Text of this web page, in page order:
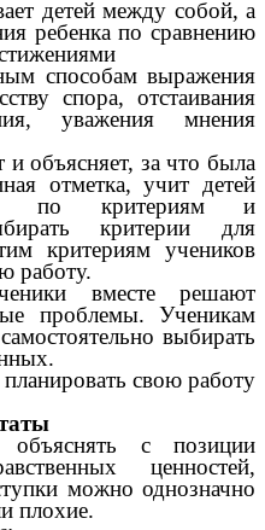
детей между собой, а
ребенка по сравнению
способам выражения
спора, отстаивания
уважения мнения
и объясняет, за что была
отметка, учит детей
по критериям и
критерии для
критериям учеников
работу.
вместе решают
проблемы. Ученикам
выбирать
свою работу
объяснять с позиции
ценностей,
можно однозначно
плохие.